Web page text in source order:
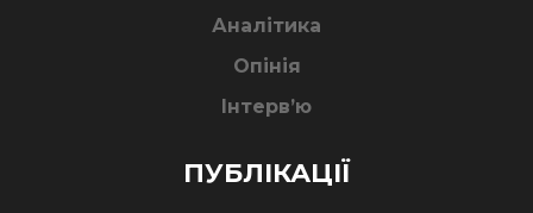
Аналітика
Опінія
Інтерв’ю
ПУБЛІКАЦІЇ